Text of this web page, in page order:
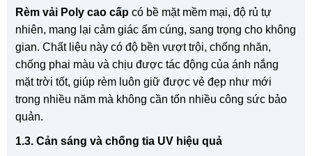
Rèm vải Poly cao cấp có bề mặt mềm mại, độ rủ tự
nhiên, mang lại cảm giác ấm cúng, sang trọng cho không
gian. Chất liệu này có độ bền vượt trội, chống nhăn,
chống phai màu và chịu được tác động của ánh nắng
mặt trời tốt, giúp rèm luôn giữ được vẻ đẹp như mới
trong nhiều năm mà không cần tốn nhiều công sức bảo
quản.
1.3. Cản sáng và chống tia UV hiệu quả